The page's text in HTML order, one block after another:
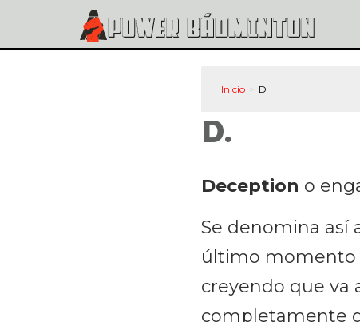
Inicio D
D.
Deception o
Se denomina así
último momento
creyendo que va
completamente